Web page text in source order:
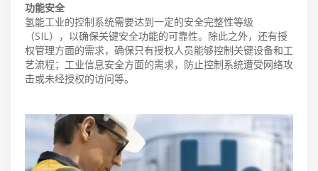
功能安全
氢能工业的控制系统需要达到一定的安全完整性等级
（SIL），以确保关键安全功能的可靠性。除此之外，还有授
权管理方面的需求，确保只有授权人员能够控制关键设备和工
艺流程；工业信息安全方面的需求，防止控制系统遭受网络攻
击或未经授权的访问等。